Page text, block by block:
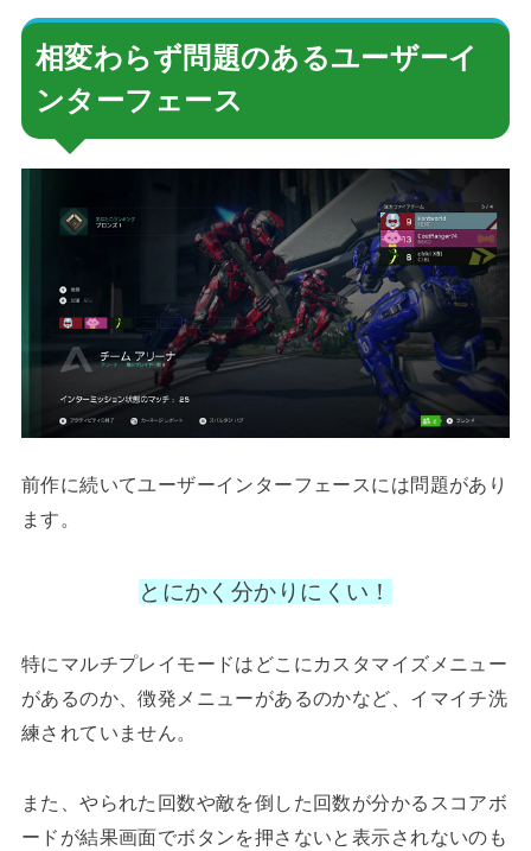
相変わらず問題のあるユーザーイ
ンターフェース
前作に続いてユーザーインターフェースには問題があり
ます。
とにかく分かりにくい！
特にマルチプレイモードはどこにカスタマイズメニュー
があるのか、徴発メニューがあるのかなど、イマイチ洗
練されていません。
また、やられた回数や敵を倒した回数が分かるスコアボ
ードが結果画面でボタンを押さないと表示されないのも